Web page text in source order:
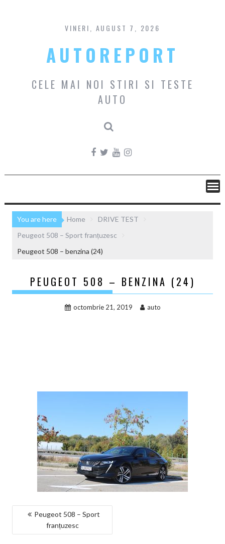
content
VINERI, AUGUST 7, 2026
AUTOREPORT
CELE MAI NOI STIRI SI TESTE
AUTO
You are here Home
DRIVE TEST
Peugeot 508 – Sport franțuzesc
Peugeot 508 – benzina (24)
PEUGEOT 508 – BENZINA (24)
octombrie 21, 2019 auto
NAVIGARE
Peugeot 508 – Sport
franțuzesc